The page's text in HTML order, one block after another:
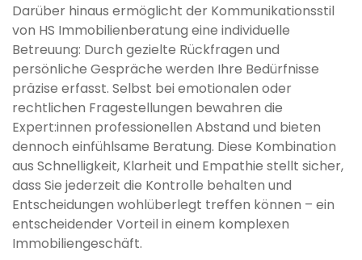
Darüber hinaus ermöglicht der Kommunikationsstil
von HS Immobilienberatung eine individuelle
Betreuung: Durch gezielte Rückfragen und
persönliche Gespräche werden Ihre Bedürfnisse
präzise erfasst. Selbst bei emotionalen oder
rechtlichen Fragestellungen bewahren die
Expert:innen professionellen Abstand und bieten
dennoch einfühlsame Beratung. Diese Kombination
aus Schnelligkeit, Klarheit und Empathie stellt sicher,
dass Sie jederzeit die Kontrolle behalten und
Entscheidungen wohlüberlegt treffen können – ein
entscheidender Vorteil in einem komplexen
Immobiliengeschäft.